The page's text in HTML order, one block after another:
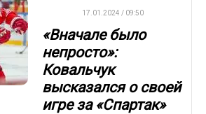
17.01.2024 / 09:50
«Вначале было
непросто»:
Ковальчук
высказался о своей
игре за «Спартак»